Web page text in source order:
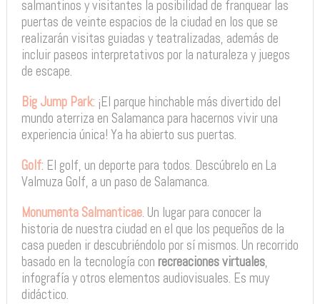
salmantinos y visitantes la posibilidad de franquear las
puertas de veinte espacios de la ciudad en los que se
realizarán visitas guiadas y teatralizadas, además de
incluir paseos interpretativos por la naturaleza y juegos
de escape.
Big Jump Park: ¡El parque hinchable más divertido del
mundo aterriza en Salamanca para hacernos vivir una
experiencia única! Ya ha abierto sus puertas.
Golf: El golf, un deporte para todos. Descúbrelo en La
Valmuza Golf, a un paso de Salamanca.
Monumenta Salmanticae. Un lugar para conocer la
historia de nuestra ciudad en el que los pequeños de la
casa pueden ir descubriéndolo por sí mismos. Un recorrido
basado en la tecnología con recreaciones virtuales,
infografía y otros elementos audiovisuales. Es muy
didáctico.